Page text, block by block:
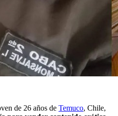
de 26 años de Temuco, Chile,